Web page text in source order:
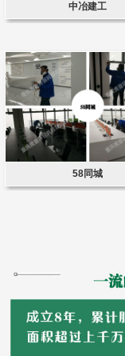
中冶建工
58同城